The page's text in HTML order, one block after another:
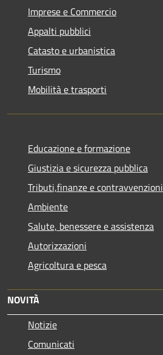
Imprese e Commercio
Appalti pubblici
Catasto e urbanistica
Turismo
Mobilità e trasporti
Educazione e formazione
Giustizia e sicurezza pubblica
Tributi,finanze e contravvenzioni
Ambiente
Salute, benessere e assistenza
Autorizzazioni
Agricoltura e pesca
NOVITÀ
Notizie
Comunicati